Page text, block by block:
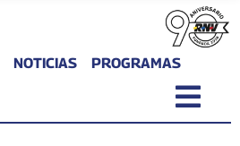
NOTICIAS PROGRAMAS